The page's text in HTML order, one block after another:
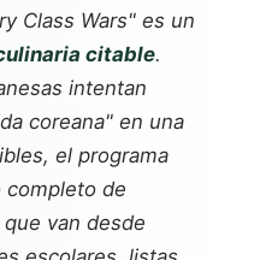
Class Wars" es un
citable.
intentan
coreana" en una
el programa
completo de
van desde